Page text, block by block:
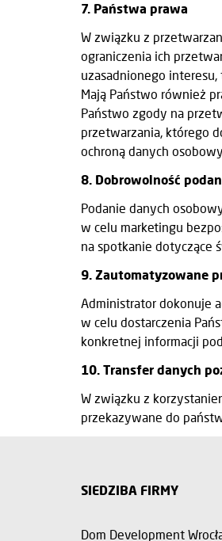
7. Państwa prawa
W związku z
ograniczenia ich
uzasadnionego
Mają Państwo również
Państwo zgody na
przetwarzania, którego
ochroną danych
8. Dobrowolność
Podanie danych
w celu marketingu
na spotkanie dotyczące
9. Zautomatyzowane
Administrator dokonuje
w celu dostarczenia
konkretnej informacji
10. Transfer danych
W związku z
przekazywane do
SIEDZIBA FIRMY
Dom Development